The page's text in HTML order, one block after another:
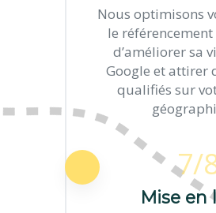
Nous optimisons
le
d’améliorer sa
Google et attirer
qualifiés sur
7/
Mise en